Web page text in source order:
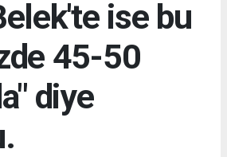
ise bu
45-50
diye